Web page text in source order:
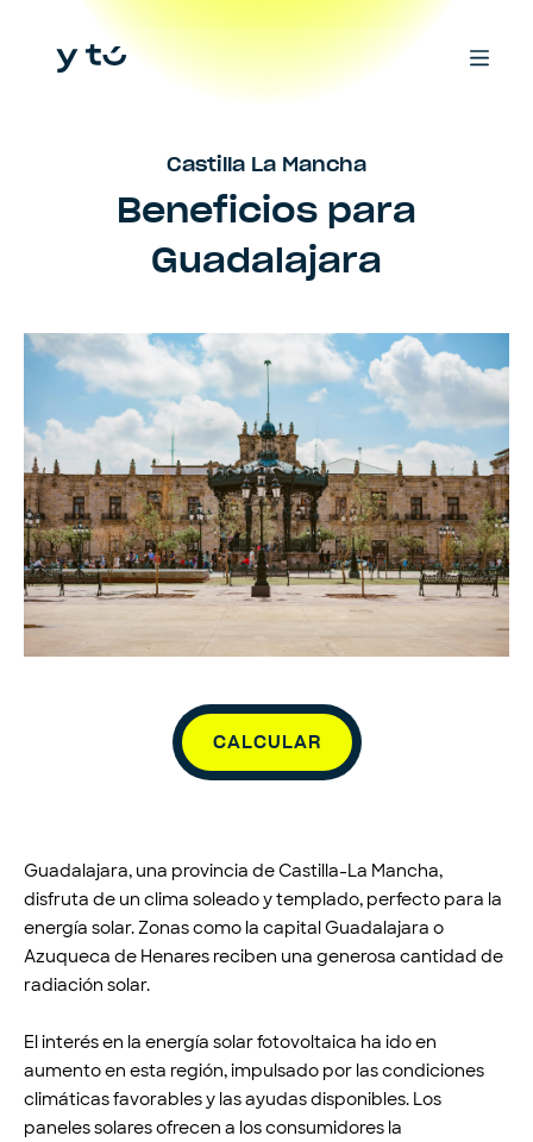
Castilla La Mancha
Beneficios para
Guadalajara
CALCULAR
Guadalajara, una provincia de Castilla-La Mancha,
disfruta de un clima soleado y templado, perfecto para la
energía solar. Zonas como la capital Guadalajara o
Azuqueca de Henares reciben una generosa cantidad de
radiación solar.
El interés en la energía solar fotovoltaica ha ido en
aumento en esta región, impulsado por las condiciones
climáticas favorables y las ayudas disponibles. Los
paneles solares ofrecen a los consumidores la